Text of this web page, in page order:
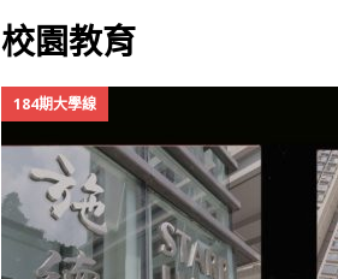
校園教育
184期大學線